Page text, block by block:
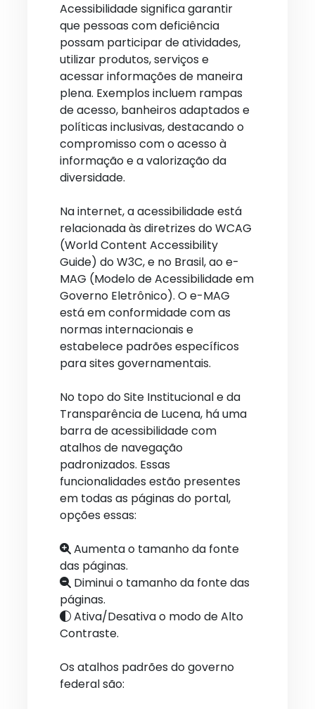
Acessibilidade significa garantir
que pessoas com deficiência
possam participar de atividades,
utilizar produtos, serviços e
acessar informações de maneira
plena. Exemplos incluem rampas
de acesso, banheiros adaptados e
políticas inclusivas, destacando o
compromisso com o acesso à
informação e a valorização da
diversidade.
Na internet, a acessibilidade está
relacionada às diretrizes do WCAG
(World Content Accessibility
Guide) do W3C, e no Brasil, ao e-
MAG (Modelo de Acessibilidade em
Governo Eletrônico). O e-MAG
está em conformidade com as
normas internacionais e
estabelece padrões específicos
para sites governamentais.
No topo do Site Institucional e da
Transparência de Lucena, há uma
barra de acessibilidade com
atalhos de navegação
padronizados. Essas
funcionalidades estão presentes
em todas as páginas do portal,
opções essas:
Aumenta o tamanho da fonte
das páginas.
Diminui o tamanho da fonte das
páginas.
Ativa/Desativa o modo de Alto
Contraste.
Os atalhos padrões do governo
federal são: